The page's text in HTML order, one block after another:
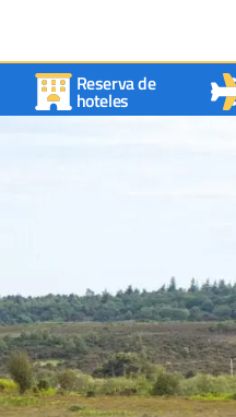
Reserva de
hoteles